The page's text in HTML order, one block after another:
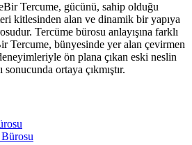
Tercume, gücünü, sahip olduğu
kitlesinden alan ve dinamik bir yapıya
Tercüme bürosu anlayışına farklı
Tercume, bünyesinde yer alan çevirmen
ön plana çıkan eski neslin
ortaya çıkmıştır.